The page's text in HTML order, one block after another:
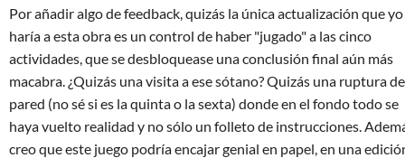
Por añadir algo de feedback, quizás la única actualización que
haría a esta obra es un control de haber "jugado" a las cinco
actividades, que se desbloquease una conclusión final aún más
macabra. ¿Quizás una visita a ese sótano? Quizás una ruptura
pared (no sé si es la quinta o la sexta) donde en el fondo todo se
haya vuelto realidad y no sólo un folleto de instrucciones.
creo que este juego podría encajar genial en papel, en una